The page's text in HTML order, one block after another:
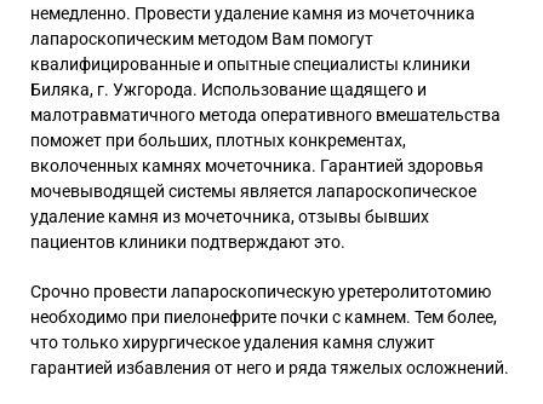
немедленно. Провести удаление камня из мочеточника
лапароскопическим методом Вам помогут
квалифицированные и опытные специалисты клиники
Биляка, г. Ужгорода. Использование щадящего и
малотравматичного метода оперативного вмешательства
поможет при больших, плотных конкрементах,
вколоченных камнях мочеточника. Гарантией здоровья
мочевыводящей системы является лапароскопическое
удаление камня из мочеточника, отзывы бывших
пациентов клиники подтверждают это.
Срочно провести лапароскопическую уретеролитотомию
необходимо при пиелонефрите почки с камнем. Тем более,
что только хирургическое удаления камня служит
гарантией избавления от него и ряда тяжелых осложнений.